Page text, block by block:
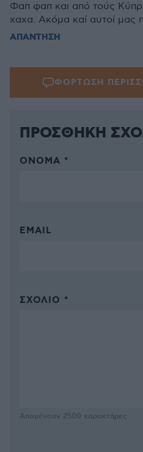
Φαπ φαπ και από τούς
χαχα. Ακόμα καί αυτοί μας
ΑΠΑΝΤΗΣΗ
ΦΟΡΤΩΣΗ
ΠΡΟΣΘΗΚΗ
ΌΝΟΜΑ *
EMAIL
ΣΧΌΛΙΟ *
Απομένουν 2500 χαρακτήρες